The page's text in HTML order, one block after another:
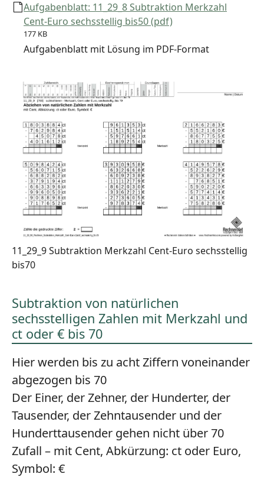
Aufgabenblatt: 11_29_8 Subtraktion Merkzahl
Cent-Euro sechsstellig bis50 (pdf)
177 KB
Aufgabenblatt mit Lösung im PDF-Format
11_29_9 Subtraktion Merkzahl Cent-Euro sechsstellig
bis70
Subtraktion von natürlichen
sechsstelligen Zahlen mit Merkzahl und
ct oder € bis 70
Hier werden bis zu acht Ziffern voneinander
abgezogen bis 70
Der Einer, der Zehner, der Hunderter, der
Tausender, der Zehntausender und der
Hunderttausender gehen nicht über 70
Zufall – mit Cent, Abkürzung: ct oder Euro,
Symbol: €